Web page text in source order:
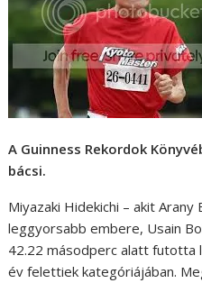
A Guinness Rekordok
bácsi.
Miyazaki Hidekichi – akit
leggyorsabb embere, Usain
42.22 másodperc alatt
év felettiek kategóriájában.